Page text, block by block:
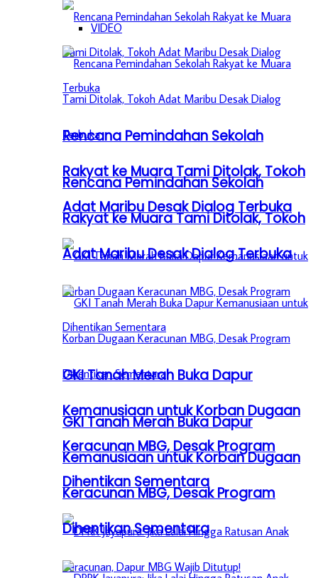
Rencana Pemindahan Sekolah
Rakyat ke Muara Tami Ditolak, Tokoh
Adat Maribu Desak Dialog Terbuka
GKI Tanah Merah Buka Dapur
Kemanusiaan untuk Korban Dugaan
Keracunan MBG, Desak Program
Dihentikan Sementara
VIDEO
Rencana Pemindahan Sekolah
Rakyat ke Muara Tami Ditolak, Tokoh
Adat Maribu Desak Dialog Terbuka
GKI Tanah Merah Buka Dapur
Kemanusiaan untuk Korban Dugaan
Keracunan MBG, Desak Program
Dihentikan Sementara